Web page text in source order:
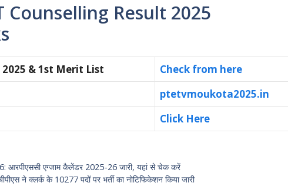
Counselling Result 2025
2025 & 1st Merit List
Check from here
ptetvmoukota2025.in
Click Here
एग्जाम कैलेंडर 2025-26 जारी, यहां से चेक करें
ने क्लर्क के 10277 पदों पर भर्ती का नोटिफिकेशन किया जारी